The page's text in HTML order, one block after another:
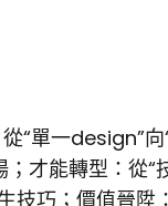
“單一design”向
才能轉型：從“
技巧；價值晉陞